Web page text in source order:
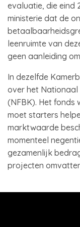
evaluatie, die eind
ministerie dat de
leenruimte van
geen aanleiding
In dezelfde
over het
(NFBK). Het fonds
moet starters
marktwaarde
momenteel
gezamenlijk
projecten